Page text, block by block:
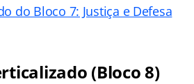
do Bloco 7: Justiça e Defesa
(Bloco 8)